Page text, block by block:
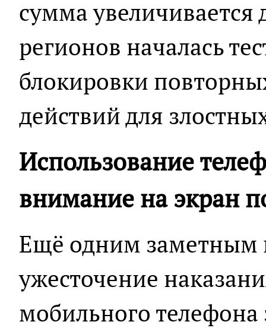
сумма увеличивается
регионов началась
блокировки
действий для
Использование
внимание на экран
Ещё одним заметным
ужесточение
мобильного